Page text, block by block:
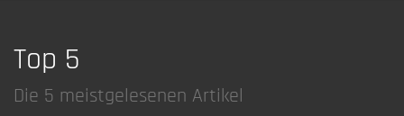
Top 5
Die 5 meistgelesenen Artikel